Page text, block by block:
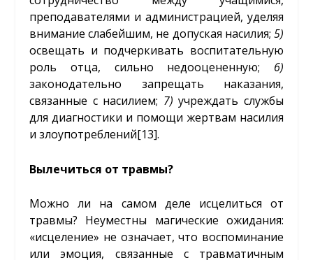
преподавателями и администрацией, уделяя
внимание слабейшим, не допуская насилия; 5)
освещать и подчеркивать воспитательную
роль отца, сильно недооцененную; 6)
законодательно запрещать наказания,
связанные с насилием; 7) учреждать службы
для диагностики и помощи жертвам насилия
и злоупотреблений[13].
Вылечиться от травмы?
Можно ли на самом деле исцелиться от
травмы? Неуместны магические ожидания:
«исцеление» не означает, что воспоминание
или эмоция, связанные с травматичным